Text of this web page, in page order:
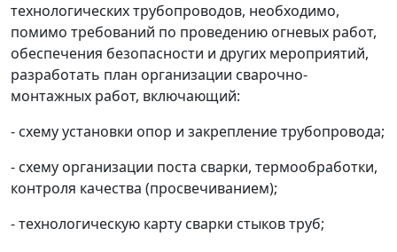
технологических трубопроводов, необходимо,
помимо требований по проведению огневых работ,
обеспечения безопасности и других мероприятий,
разработать план организации сварочно-
монтажных работ, включающий:
- схему установки опор и закрепление трубопровода;
- схему организации поста сварки, термообработки,
контроля качества (просвечиванием);
- технологическую карту сварки стыков труб;